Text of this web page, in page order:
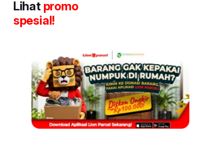
Lihat promo
spesial!